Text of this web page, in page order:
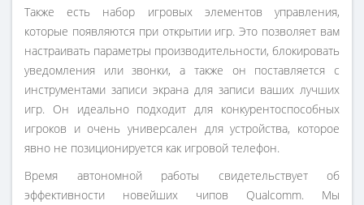
Также есть набор игровых элементов управления,
которые появляются при открытии игр. Это позволяет вам
настраивать параметры производительности, блокировать
уведомления или звонки, а также он поставляется с
инструментами записи экрана для записи ваших лучших
игр. Он идеально подходит для конкурентоспособных
игроков и очень универсален для устройства, которое
явно не позиционируется как игровой телефон.
Время автономной работы свидетельствует об
эффективности новейших чипов Qualcomm. Мы